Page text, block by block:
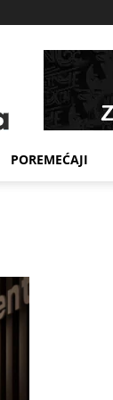
POREMEĆAJI